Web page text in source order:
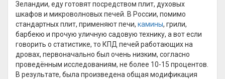
Зеландии, еду готовят посредством плит, духовых
шкафов и микроволновых печей. В России, помимо
стандартных плит, применяют печи, камины, грили,
барбекю и прочую уличную садовую технику, а вот если
говорить о статистике, то КПД печей работающих на
дровах, первоначально был очень низким, согласно
проведённым исследованиям, не более 10-15 процентов.
В результате, была произведена общая модификация